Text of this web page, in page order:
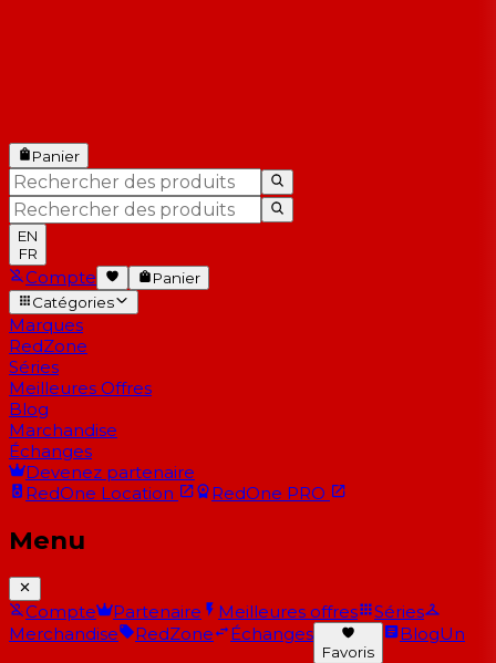
Panier
EN
FR
Compte
Panier
Catégories
Marques
RedZone
Séries
Meilleures Offres
Blog
Marchandise
Échanges
Devenez partenaire
RedOne Location RedOne PRO
Menu
Compte Partenaire Meilleures offres
Séries
Merchandise
RedZone Échanges
Favoris
BlogUn